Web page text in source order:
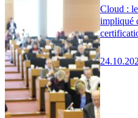
Cloud :
impliqué